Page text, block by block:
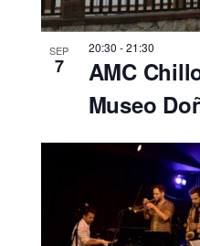
SEP
7
20:30 -21:30
AMC
Museo